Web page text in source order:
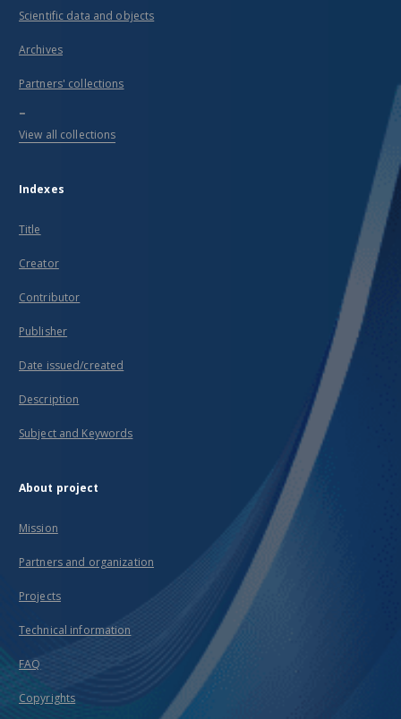
Scientific data and objects
Archives
Partners' collections
...
View all collections
Indexes
Title
Creator
Contributor
Publisher
Date issued/created
Description
Subject and Keywords
About project
Mission
Partners and organization
Projects
Technical information
FAQ
Copyrights